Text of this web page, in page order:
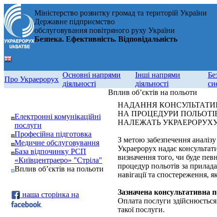
Міністерство розвитку громад та територій України
Державне підприємство
обслуговування повітряного руху України
Безпека. Ефективність. Відповідальність
Про Украерорух
Основні напрями
діяльності
Інші напрями
діяльності
Електронні комунікаційні
послуги
Професійна підготовка
Медичне обслуговування
База відпочинку РСП
«Київцентраеро» "Стріла"
Вплив об’єктів на польоти
наша сторінка на
Вплив об’єктів на польоти
НАДАННЯ
НА ПРОЦЕДУРИ
НАЛЕЖАТЬ
З метою забезпечення
Украерорух надає
визначення того, чи буде
процедур польотів за
навігації та спостереження,
Зазначена консультативна
Оплата послуги
такої послуги.